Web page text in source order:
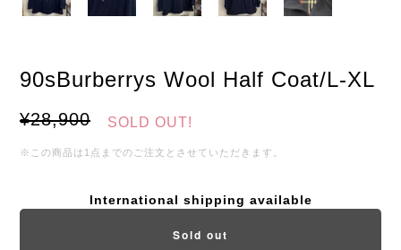
90sBurberrys Wool Half Coat/L-XL
¥28,900 SOLD OUT!
※この商品は1点までのご注文とさせていただきます。
International shipping available
Sold out